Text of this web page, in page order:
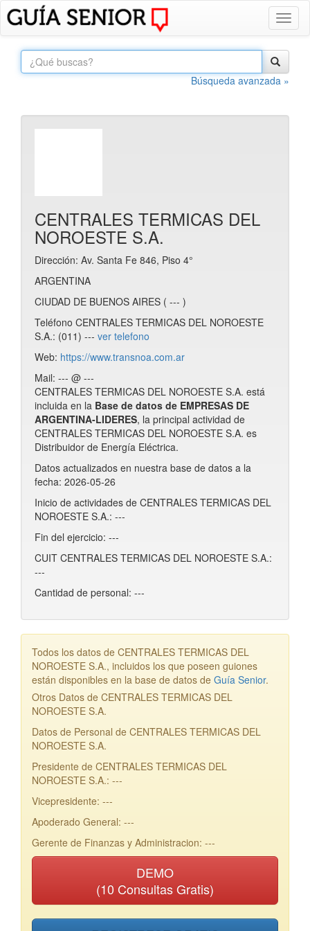
Búsqueda avanzada »
CENTRALES TERMICAS DEL
NOROESTE S.A.
Dirección: Av. Santa Fe 846, Piso 4°
ARGENTINA
CIUDAD DE BUENOS AIRES ( --- )
Teléfono CENTRALES TERMICAS DEL NOROESTE
S.A.: (011) --- ver telefono
Web: https://www.transnoa.com.ar
Mail: --- @ ---
CENTRALES TERMICAS DEL NOROESTE S.A. está
incluida en la Base de datos de EMPRESAS DE
ARGENTINA-LIDERES, la principal actividad de
CENTRALES TERMICAS DEL NOROESTE S.A. es
Distribuidor de Energía Eléctrica.
Datos actualizados en nuestra base de datos a la
fecha: 2026-05-26
Inicio de actividades de CENTRALES TERMICAS DEL
NOROESTE S.A.: ---
Fin del ejercicio: ---
CUIT CENTRALES TERMICAS DEL NOROESTE S.A.:
---
Cantidad de personal: ---
Todos los datos de CENTRALES TERMICAS DEL
NOROESTE S.A., incluidos los que poseen guiones
están disponibles en la base de datos de Guía Senior.
Otros Datos de CENTRALES TERMICAS DEL
NOROESTE S.A.
Datos de Personal de CENTRALES TERMICAS DEL
NOROESTE S.A.
Presidente de CENTRALES TERMICAS DEL
NOROESTE S.A.: ---
Vicepresidente: ---
Apoderado General: ---
Gerente de Finanzas y Administracion: ---
DEMO
(10 Consultas Gratis)